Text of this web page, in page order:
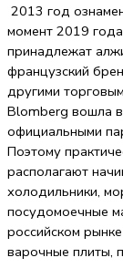
2013 год
момент 2019
принадлежат
французский
другими
Blomberg вошла в
официальными
Поэтому
располагают
холодильники,
посудомоечные
российском
варочные плиты,